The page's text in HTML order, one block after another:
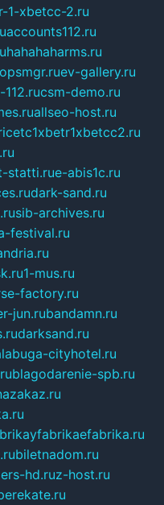
1-xbetcc-2.ru
accounts112.ru
hahahaharms.ru
opsmgr.ruev-gallery.ru
csm-demo.ru
allseo-host.ru
statti.rue-abis1c.ru
dark-sand.ru
sib-archives.ru
festival.ru
1-mus.ru
factory.ru
jun.rubandamn.ru
darksand.ru
cityhotel.ru
blagodarenie-spb.ru
biletnadom.ru
hd.ruz-host.ru